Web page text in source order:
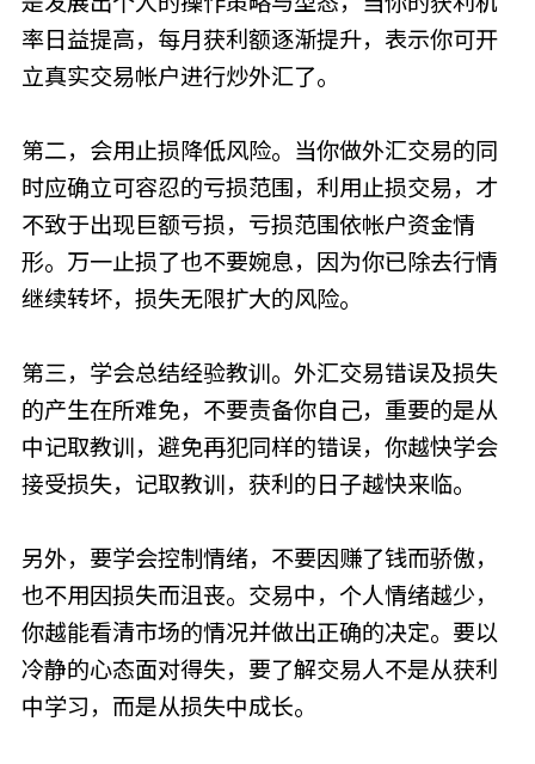
率日益提高，每月获利额逐渐提升，表示你可开
立真实交易帐户进行炒外汇了。
第二，会用止损降低风险。当你做外汇交易的同
时应确立可容忍的亏损范围，利用止损交易，才
不致于出现巨额亏损，亏损范围依帐户资金情
形。万一止损了也不要婉息，因为你已除去行情
继续转坏，损失无限扩大的风险。
第三，学会总结经验教训。外汇交易错误及损失
的产生在所难免，不要责备你自己，重要的是从
中记取教训，避免再犯同样的错误，你越快学会
接受损失，记取教训，获利的日子越快来临。
另外，要学会控制情绪，不要因赚了钱而骄傲，
也不用因损失而沮丧。交易中，个人情绪越少，
你越能看清市场的情况并做出正确的决定。要以
冷静的心态面对得失，要了解交易人不是从获利
中学习，而是从损失中成长。